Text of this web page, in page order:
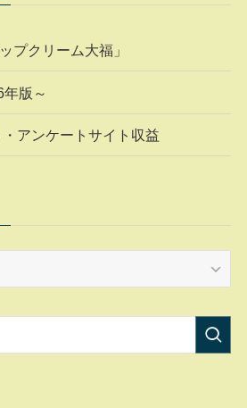
プクリーム大福」
版～
アンケートサイト収益